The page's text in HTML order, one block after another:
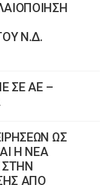
N.Δ.
ΣΕ ΑΕ –
ΩΣ
Η ΝΕΑ
ΣΤΗΝ
ΑΠΟ